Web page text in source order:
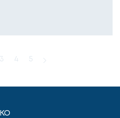
3 4 5